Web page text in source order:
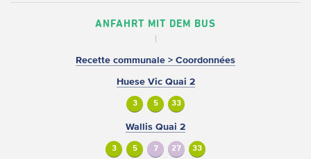
ANFAHRT MIT DEM BUS
Recette communale > Coordonnées
Huese Vic Quai 2
3 5 33
Wallis Quai 2
3 5 7 27 33